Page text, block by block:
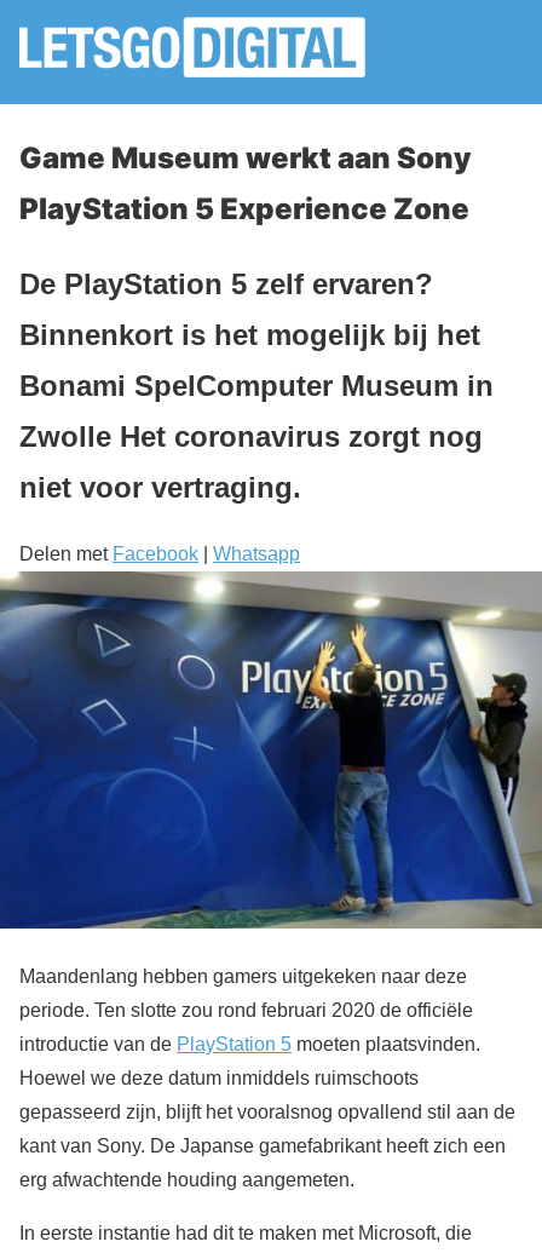
Game Museum werkt aan Sony
PlayStation 5 Experience Zone
De PlayStation 5 zelf ervaren?
Binnenkort is het mogelijk bij het
Bonami SpelComputer Museum in
Zwolle Het coronavirus zorgt nog
niet voor vertraging.
Delen met Facebook Whatsapp
Maandenlang hebben gamers uitgekeken naar deze
periode. Ten slotte zou rond februari 2020 de officiële
introductie van de PlayStation 5 moeten plaatsvinden.
Hoewel we deze datum inmiddels ruimschoots
gepasseerd zijn, blijft het vooralsnog opvallend stil aan de
kant van Sony. De Japanse gamefabrikant heeft zich een
erg afwachtende houding aangemeten.
In eerste instantie had dit te maken met Microsoft, die